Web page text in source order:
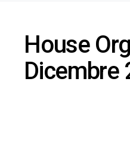
House
Dicembre